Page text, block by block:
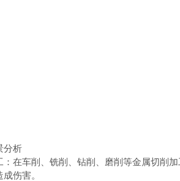
析
车削、铣削、钻削、磨削等金属切削加
伤害。